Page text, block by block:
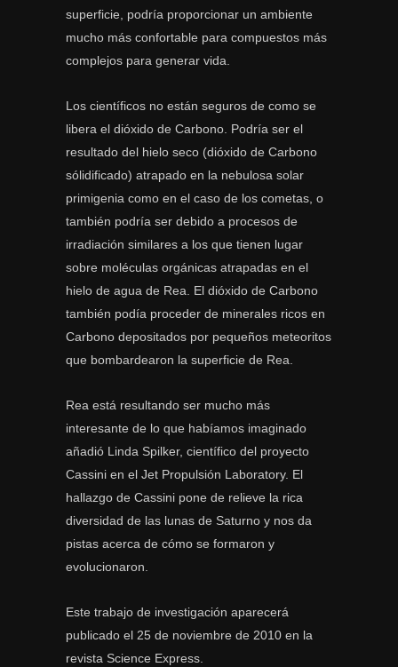
superficie, podría proporcionar un ambiente
mucho más confortable para compuestos más
complejos para generar vida.
Los científicos no están seguros de como se
libera el dióxido de Carbono. Podría ser el
resultado del hielo seco (dióxido de Carbono
sólidificado) atrapado en la nebulosa solar
primigenia como en el caso de los cometas, o
también podría ser debido a procesos de
irradiación similares a los que tienen lugar
sobre moléculas orgánicas atrapadas en el
hielo de agua de Rea. El dióxido de Carbono
también podía proceder de minerales ricos en
Carbono depositados por pequeños meteoritos
que bombardearon la superficie de Rea.
Rea está resultando ser mucho más
interesante de lo que habíamos imaginado
añadió Linda Spilker, científico del proyecto
Cassini en el Jet Propulsión Laboratory. El
hallazgo de Cassini pone de relieve la rica
diversidad de las lunas de Saturno y nos da
pistas acerca de cómo se formaron y
evolucionaron.
Este trabajo de investigación aparecerá
publicado el 25 de noviembre de 2010 en la
revista Science Express.